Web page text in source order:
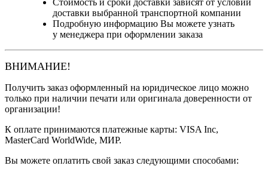
Стоимость и сроки доставки зависят от условий
доставки выбранной транспортной компании
Подробную информацию Вы можете узнать
у менеджера при оформлении заказа
ВНИМАНИЕ!
Получить заказ оформленный на юридическое лицо можно
только при наличии печати или оригинала доверенности от
организации!
К оплате принимаются платежные карты: VISA Inc,
MasterCard WorldWide, МИР.
Вы можете оплатить свой заказ следующими способами: